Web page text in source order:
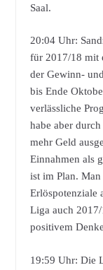
Saal.
20:04 Uhr:
für 2017/18 mit
der Gewinn-
bis Ende
verlässliche
habe aber
mehr Geld
Einnahmen als
ist im Plan. Man
Erlöspotenziale
Liga auch
positivem
19:59 Uhr: Die